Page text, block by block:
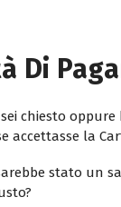
Di
chiesto oppure
accettasse la
stato un